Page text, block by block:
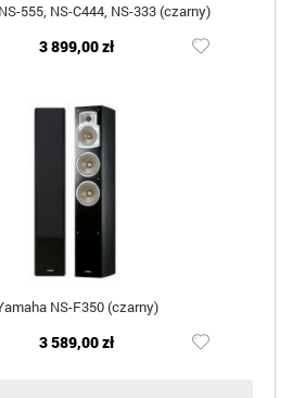
555, NS-C444, NS-333 (czarny)
3 899,00 zł
NS-F350 (czarny)
3 589,00 zł